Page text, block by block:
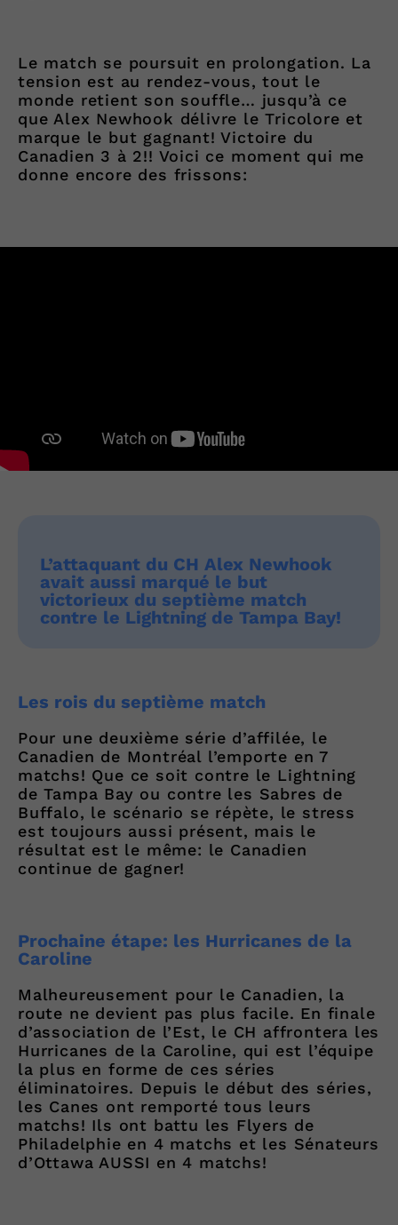
Le match se poursuit en prolongation. La
tension est au rendez-vous, tout le
monde retient son souffle… jusqu’à ce
que Alex Newhook délivre le Tricolore et
marque le but gagnant! Victoire du
Canadien 3 à 2!! Voici ce moment qui me
donne encore des frissons:
L’attaquant du CH Alex Newhook
avait aussi marqué le but
victorieux du septième match
contre le Lightning de Tampa Bay!
Les rois du septième match
Pour une deuxième série d’affilée, le
Canadien de Montréal l’emporte en 7
matchs! Que ce soit contre le Lightning
de Tampa Bay ou contre les Sabres de
Buffalo, le scénario se répète, le stress
est toujours aussi présent, mais le
résultat est le même: le Canadien
continue de gagner!
Prochaine étape: les Hurricanes de la
Caroline
Malheureusement pour le Canadien, la
route ne devient pas plus facile. En finale
d’association de l’Est, le CH affrontera les
Hurricanes de la Caroline, qui est l’équipe
la plus en forme de ces séries
éliminatoires. Depuis le début des séries,
les Canes ont remporté tous leurs
matchs! Ils ont battu les Flyers de
Philadelphie en 4 matchs et les Sénateurs
d’Ottawa AUSSI en 4 matchs!